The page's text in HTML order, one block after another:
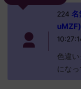
224 名
uMZF)
色違
にな